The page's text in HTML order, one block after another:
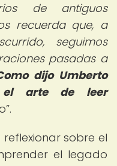
de antiguos
recuerda que, a
seguimos
pasadas a
dijo Umberto
el arte de leer
.
sobre el
el legado